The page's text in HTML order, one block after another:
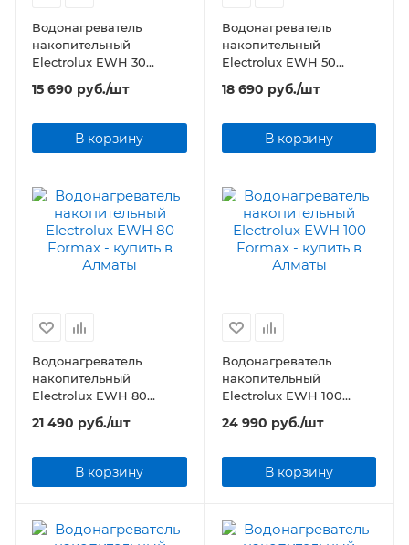
Водонагреватель
накопительный
Electrolux EWH 30
15 690 руб./шт
В корзину
Водонагреватель
накопительный
Electrolux EWH 50
18 690 руб./шт
В корзину
Водонагреватель
накопительный
Electrolux EWH 80
21 490 руб./шт
В корзину
Водонагреватель
накопительный
Electrolux EWH 100
24 990 руб./шт
В корзину